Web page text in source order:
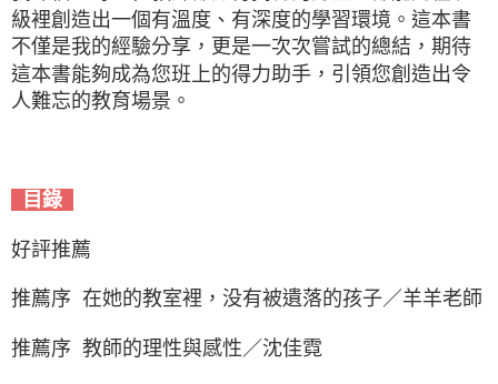
級裡創造出一個有溫度、有深度的學習環境。這本書
不僅是我的經驗分享，更是一次次嘗試的總結，期待
這本書能夠成為您班上的得力助手，引領您創造出令
人難忘的教育場景。
目錄
好評推薦
推薦序 在她的教室裡，没有被遺落的孩子／羊羊老師
推薦序 教師的理性與感性／沈佳霓